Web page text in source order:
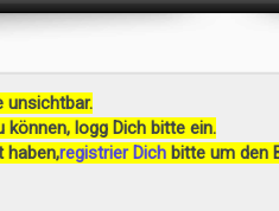
unsichtbar.
können, logg Dich bitte ein.
haben,registrier Dich bitte um den